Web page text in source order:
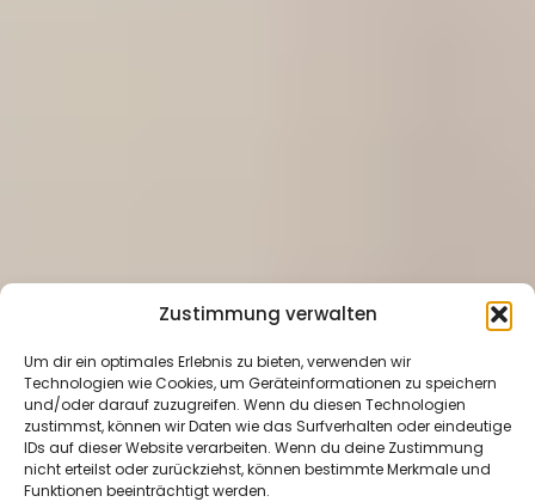
Zustimmung verwalten
Um dir ein optimales Erlebnis zu bieten, verwenden wir
Technologien wie Cookies, um Geräteinformationen zu speichern
und/oder darauf zuzugreifen. Wenn du diesen Technologien
zustimmst, können wir Daten wie das Surfverhalten oder eindeutige
IDs auf dieser Website verarbeiten. Wenn du deine Zustimmung
nicht erteilst oder zurückziehst, können bestimmte Merkmale und
Funktionen beeinträchtigt werden.